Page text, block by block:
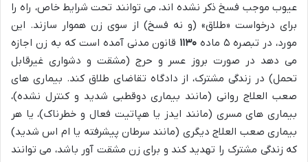
عیوب موجب فسخ ذکر نشده اند، می توانند تحت شرایط خاص، راه را
برای درخواست «طلاق» (و نه فسخ) از سوی زن هموار سازند. این
مورد، در تبصره ۵ ماده
۱۱۳۰ قانون مدنی آمده است که به زن اجازه
می دهد در صورت بروز عسر و حرج (مشقت و دشواری غیرقابل
تحمل) در زندگی مشترک، از دادگاه تقاضای طلاق کند. بیماری های
صعب العلاج روانی (مانند بیماری دوقطبی شدید و کنترل نشده)،
بیماری های مسری (مانند ایدز یا هپاتیت فعال و خطرناک)، یا هر
بیماری صعب العلاج دیگری (مانند سرطان پیشرفته یا ام اس شدید)
که زندگی مشترک را تهدید کند و برای زن مشقت آور باشد، می توانند